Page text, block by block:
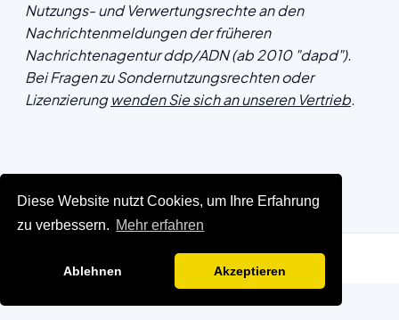
Diese Website nutzt Cookies, um Ihre Erfahrung
zu verbessern. Mehr erfahren
Ablehnen Akzeptieren
Nutzungs- und Verwertungsrechte an den
Nachrichtenmeldungen der früheren
Nachrichtenagentur ddp/ADN (ab 2010 "dapd").
Bei Fragen zu Sondernutzungsrechten oder
Lizenzierungwenden Sie sich an unseren Vertrieb.